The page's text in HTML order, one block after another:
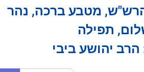
,מטבע ברכה,נהר
,תפילה
יהושע ביבי